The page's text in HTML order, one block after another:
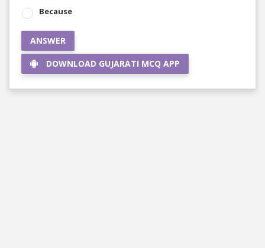
Because
ANSWER
DOWNLOAD GUJARATI MCQ APP